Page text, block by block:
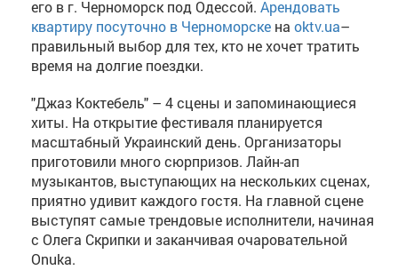
его в г. Черноморск под Одессой. Арендовать
квартиру посуточно в Черноморске на oktv.ua–
правильный выбор для тех, кто не хочет тратить
время на долгие поездки.
"Джаз Коктебель" – 4 сцены и запоминающиеся
хиты. На открытие фестиваля планируется
масштабный Украинский день. Организаторы
приготовили много сюрпризов. Лайн-ап
музыкантов, выступающих на нескольких сценах,
приятно удивит каждого гостя. На главной сцене
выступят самые трендовые исполнители, начиная
с Олега Скрипки и заканчивая очаровательной
Оnuka.